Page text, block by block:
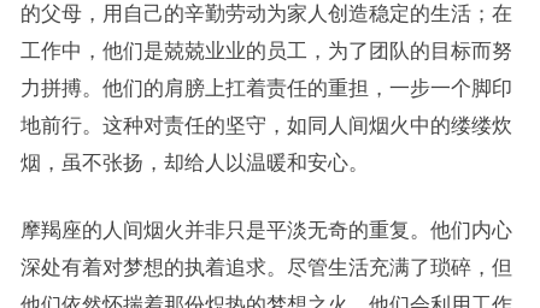
的父母，用自己的辛勤劳动为家人创造稳定的生活；在
工作中，他们是兢兢业业的员工，为了团队的目标而努
力拼搏。他们的肩膀上扛着责任的重担，一步一个脚印
地前行。这种对责任的坚守，如同人间烟火中的缕缕炊
烟，虽不张扬，却给人以温暖和安心。
摩羯座的人间烟火并非只是平淡无奇的重复。他们内心
深处有着对梦想的执着追求。尽管生活充满了琐碎，但